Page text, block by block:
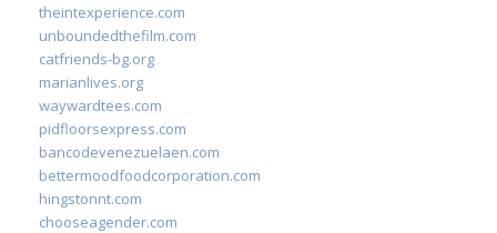
theintexperience.com
unboundedthefilm.com
catfriends-bg.org
marianlives.org
waywardtees.com
pidfloorsexpress.com
bancodevenezuelaen.com
bettermoodfoodcorporation.com
hingstonnt.com
chooseagender.com